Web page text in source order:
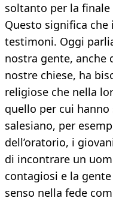
soltanto per la
Questo significa
testimoni. Oggi
nostra gente, anche
nostre chiese, ha
religiose che nella
quello per cui hanno
salesiano, per
dell’oratorio, i
di incontrare un
contagiosi e la
senso nella fede